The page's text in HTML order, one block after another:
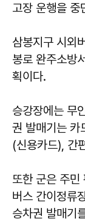
고장 운행을 중
삼봉지구 시외
봉로 완주소방
획이다.
승강장에는 무
권 발매기는 카
(신용카드), 간
또한 군은 주민
버스 간이정류
승차권 발매기